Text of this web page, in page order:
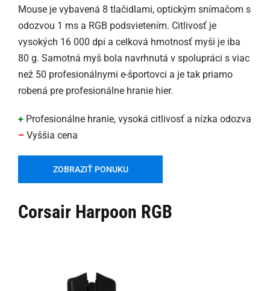
Mouse je vybavená 8 tlačidlami, optickým snímačom s
odozvou 1 ms a RGB podsvietením. Citlivosť je
vysokých 16 000 dpi a celková hmotnosť myši je iba
80 g. Samotná myš bola navrhnutá v spolupráci s viac
než 50 profesionálnymi e-športovci a je tak priamo
robená pre profesionálne hranie hier.
+ Profesionálne hranie, vysoká citlivosť a nízka odozva
– Vyššia cena
ZOBRAZIŤ PONUKU
Corsair Harpoon RGB